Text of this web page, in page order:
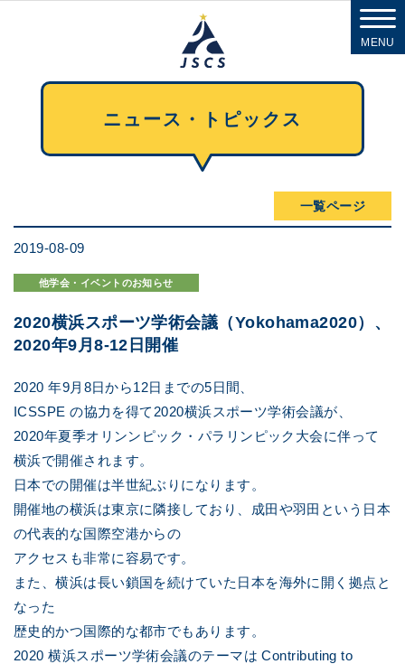
MENU
ニュース・トピックス
一覧ページ
2019-08-09
他学会・イベントのお知らせ
2020横浜スポーツ学術会議（Yokohama2020）、
2020年9月8-12日開催
2020 年9月8日から12日までの5日間、
ICSSPE の協力を得て2020横浜スポーツ学術会議が、
2020年夏季オリンンピック・パラリンピック大会に伴って
横浜で開催されます。
日本での開催は半世紀ぶりになります。
開催地の横浜は東京に隣接しており、成田や羽田という日本
の代表的な国際空港からの
アクセスも非常に容易です。
また、横浜は長い鎖国を続けていた日本を海外に開く拠点と
なった
歴史的かつ国際的な都市でもあります。
2020 横浜スポーツ学術会議のテーマは Contributing to